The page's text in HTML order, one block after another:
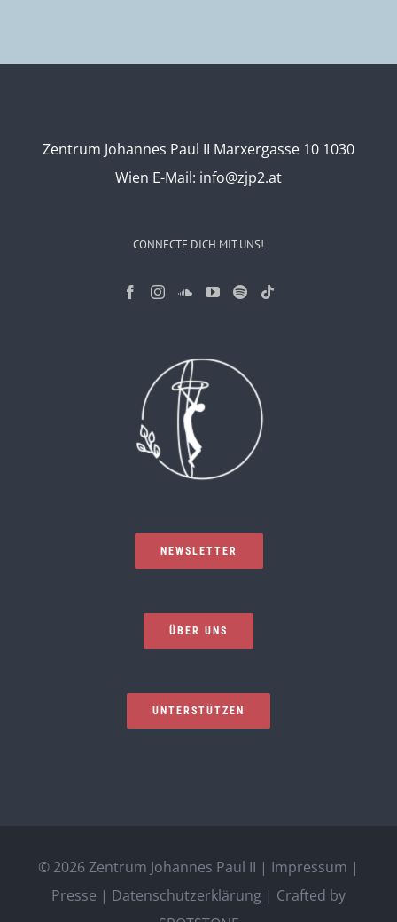
Zentrum Johannes Paul II Marxergasse 10 1030
Wien E-Mail: info@zjp2.at
CONNECTE DICH MIT UNS!
NEWSLETTER
ÜBER UNS
UNTERSTÜTZEN
© 2026 Zentrum Johannes Paul II | Impressum |
Presse | Datenschutzerklärung | Crafted by